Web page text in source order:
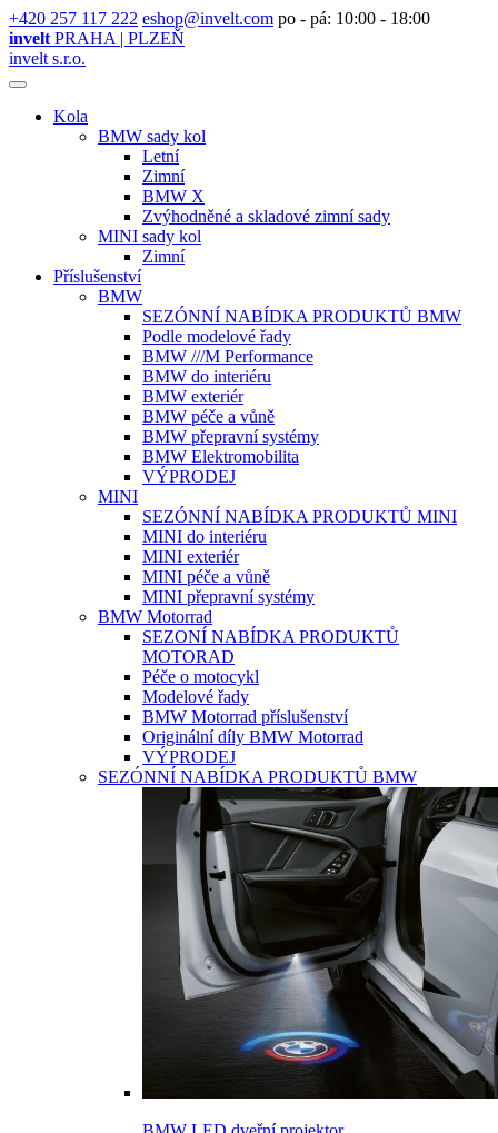
+420 257 117 222 eshop@invelt.com po - pá: 10:00 - 18:00
invelt PRAHA | PLZEŇ
invelt s.r.o.
Kola
BMW sady kol
Letní
Zimní
BMW X
Zvýhodněné a skladové zimní sady
MINI sady kol
Zimní
Příslušenství
BMW
SEZÓNNÍ NABÍDKA PRODUKTŮ BMW
Podle modelové řady
BMW ///M Performance
BMW do interiéru
BMW exteriér
BMW péče a vůně
BMW přepravní systémy
BMW Elektromobilita
VÝPRODEJ
MINI
SEZÓNNÍ NABÍDKA PRODUKTŮ MINI
MINI do interiéru
MINI exteriér
MINI péče a vůně
MINI přepravní systémy
BMW Motorrad
SEZONÍ NABÍDKA PRODUKTŮ
MOTORAD
Péče o motocykl
Modelové řady
BMW Motorrad příslušenství
Originální díly BMW Motorrad
VÝPRODEJ
SEZÓNNÍ NABÍDKA PRODUKTŮ BMW